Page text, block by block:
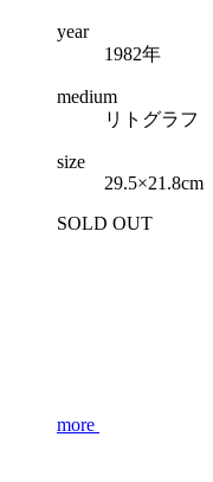
year
1982年
medium
リトグラフ
size
29.5×21.8cm
SOLD OUT
more